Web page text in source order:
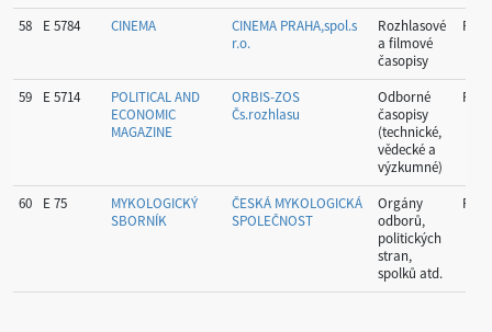
58 E 5784 CINEMA
CINEMA PRAHA,spol.s
r.o.
Rozhlasové
a filmové
časopisy
59 E 5714
POLITICAL AND
ECONOMIC
MAGAZINE
ORBIS-ZOS
Čs.rozhlasu
Odborné
časopisy
(technické,
vědecké a
výzkumné)
60 E 75
MYKOLOGICKÝ
SBORNÍK
ČESKÁ MYKOLOGICKÁ
SPOLEČNOST
Orgány
odborů,
politických
stran,
spolků atd.